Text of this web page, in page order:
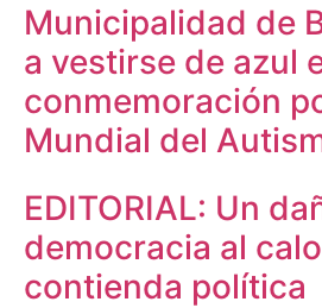
Municipalidad de
a vestirse de azul
conmemoración
Mundial del
EDITORIAL: Un
democracia al
contienda política